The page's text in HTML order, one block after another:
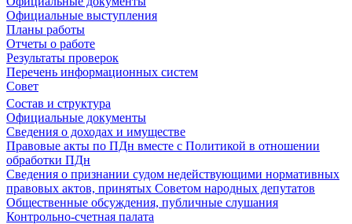
Официальные выступления
Планы работы
Отчеты о работе
Результаты проверок
Перечень информационных систем
Совет
Состав и структура
Официальные документы
Сведения о доходах и имуществе
Правовые акты по ПДн вместе с Политикой в отношении
обработки ПДн
Сведения о признании судом недействующими нормативных
правовых актов, принятых Советом народных депутатов
Общественные обсуждения, публичные слушания
Контрольно-счетная палата